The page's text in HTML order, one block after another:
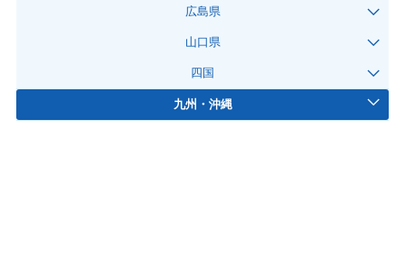
広島県
山口県
四国
九州・沖縄